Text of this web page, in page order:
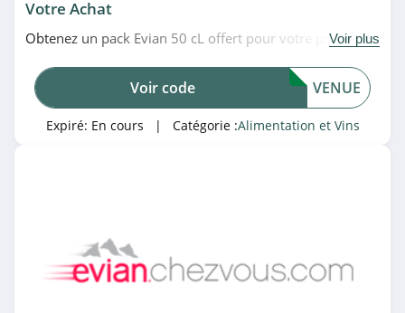
4.6
4.5
Votre Achat
Obtenez un pack Evian 50 cL offert pour votre première
promo Evian Chez Vous. À saisir!
Voir plus
VENUE
Voir code
Expiré: En cours | Catégorie :Alimentation et Vins